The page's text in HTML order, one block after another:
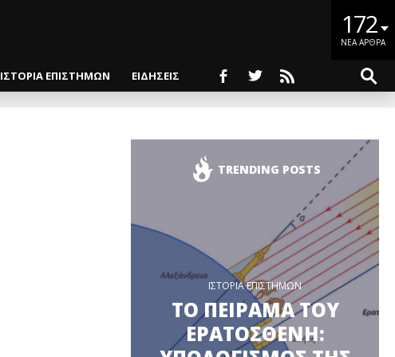
172
ΝΕΑ ΑΡΘΡΑ
ΙΣΤΟΡΙΑ ΕΠΙΣΤΗΜΩΝ ΕΙΔΗΣΕΙΣ
TRENDING POSTS
ΙΣΤΟΡΙΑ ΕΠΙΣΤΗΜΩΝ
ΤΟ ΠΕΙΡΑΜΑ ΤΟΥ
ΕΡΑΤΟΣΘΕΝΗ: